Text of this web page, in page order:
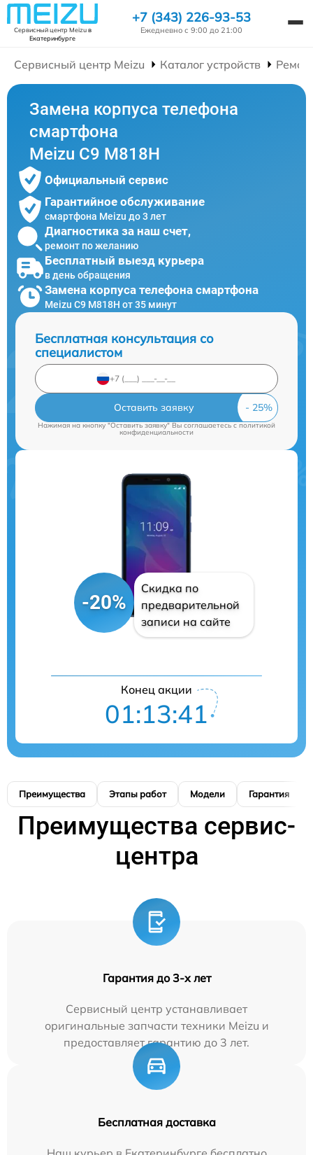
Сервисный центр Meizuв
Екатеринбурге
+7 (343) 226-93-53
Ежедневно с 9:00 до 21:00
Сервисный центр Meizu Каталог устройств
Замена корпуса телефона
смартфона
Meizu C9 M818H
Официальный сервис
Гарантийное обслуживание
смартфона Meizu до 3 лет
Диагностика за наш счет,
ремонт по желанию
Бесплатный выезд курьера
в день обращения
Замена корпуса телефона смартфона
Meizu C9 M818H от 35 минут
Бесплатная консультация со
специалистом
Оставить заявку
Нажимая на кнопку "Оставить заявку" Вы соглашаетесь cполитикой
конфиденциальности
-20%
Скидка по
предварительной
записи на сайте
Конец акции
01:13:41
Преимущества Этапы работ Модели Гарантия
Преимущества сервис-
центра
Гарантия до 3-х лет
Сервисный центр устанавливает
оригинальные запчасти техники Meizu и
предоставляет гарантию до 3 лет.
Бесплатная доставка